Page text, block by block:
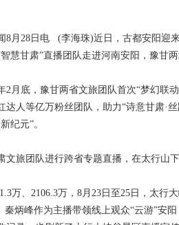
28日电 (李海珠)近日，古都安阳迎来
慧甘肃”直播团队走进河南安阳，豫甘
底，豫甘两省文旅团队首次“梦幻联
达人等亿万粉丝团队，助力“诗意甘肃·
纪元”。
旅团队进行跨省专题直播，在太行山下
、2106.3万，8月23日至25日，太行
秦炳峰作为主播带领线上观众“云游”安